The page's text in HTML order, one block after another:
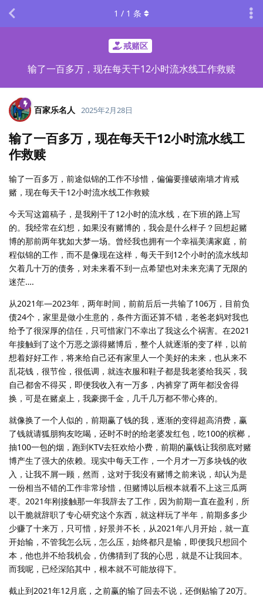
戒赌区
输了一百多万，现在每天干12小时流水线工作救赎
1 / 1 条
百家乐名人 2025年2月28日
输了一百多万，现在每天干12小时流水线工
作救赎
输了一百多万，前途似锦的工作不珍惜，偏偏要撞破南墙才肯戒
赌，现在每天干12小时流水线工作救赎
今天写这篇稿子，是我刚干了12小时的流水线，在下班的路上写
的。我经常在幻想，如果没有赌博的，我会是什么样子？回想起赌
博的那前两年犹如大梦一场。曾经我也拥有一个幸福美满家庭，前
程似锦的工作，而不是像现在这样，每天干到12个小时的流水线却
欠着几十万的债务，对未来看不到一点希望也对未来充满了无限的
迷茫….
从2021年—2023年，两年时间，前前后后一共输了106万，目前负
债24个，家里是做小生意的，条件方面还算不错，老爸老妈对我也
给予了很深厚的信任，只可惜家门不幸出了我这么个祸害。在2021
年接触到了这个万恶之源得赌博后，整个人就逐渐的变了样，以前
想着好好工作，将来给自己还有家里人一个美好的未来，也从来不
乱花钱，很节俭，很低调，就连衣服和鞋子都是我老婆给我买，我
自己都舍不得买，即便我收入有一万多，内裤穿了两年都没舍得
换，可是在赌桌上，我豪掷千金，几千几万都不带心疼的。
就像换了一个人似的，前期赢了钱的我，逐渐的变得超高消费，赢
了钱就请狐朋狗友吃喝，还时不时的给老婆发红包，吃100的槟榔，
抽100一包的烟，跑到KTV去狂欢给小费，前期的赢钱让我彻底对赌
博产生了强大的依赖。现实中每天工作，一个月才一万多块钱的收
入，让我不屑一顾，然而，这对于我没有赌博之前来说，却认为是
一份相当不错的工作非常珍惜，但赌博以后根本就看不上这三瓜两
枣。2021年刚接触那一年我辞去了工作，因为前期一直在盈利，所
以干脆就辞职了专心研究这个东西，就这样玩了半年，前期多多少
少赚了十来万，只可惜，好景并不长，从2021年八月开始，就一直
开始输，不管我怎么玩，怎么压，始终都只是输，即便我只想回个
本，他也并不给我机会，仿佛猜到了我的心思，就是不让我回本。
而我呢，已经深陷其中，根本就不可能放得下。
截止到2021年12月底，之前赢的输了回去不说，还倒贴输了20万。